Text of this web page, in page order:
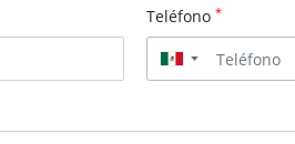
Teléfono *
▼